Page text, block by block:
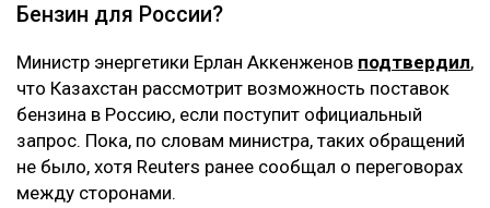
Бензин для России?
Министр энергетики Ерлан Аккенженов подтвердил,
что Казахстан рассмотрит возможность поставок
бензина в Россию, если поступит официальный
запрос. Пока, по словам министра, таких обращений
не было, хотя Reuters ранее сообщал о переговорах
между сторонами.